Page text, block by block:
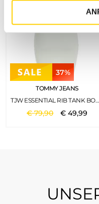
37%
TOMMY JEANS
TJW ESSENTIAL RIB TANK BODYCON MINTY
€79,90 €49,99